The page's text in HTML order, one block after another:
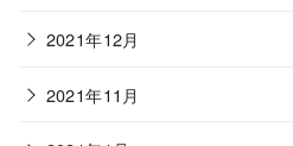
2021年12月
2021年11月